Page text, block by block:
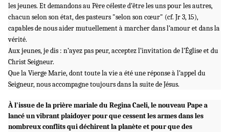
les jeunes. Et demandons au Père céleste d’être les uns pour les autres,
chacun selon son état, des pasteurs "selon son cœur" (cf. Jr 3, 15),
capables de nous aider mutuellement à marcher dans l’amour et dans la
vérité.
Aux jeunes, je dis : n’ayez pas peur, acceptez l’invitation de l’Église et du
Christ Seigneur.
Que la Vierge Marie, dont toute la vie a été une réponse à l’appel du
Seigneur, nous accompagne toujours dans la suite de Jésus.
À l'issue de la prière mariale du Regina Caeli, le nouveau Pape a
lancé un vibrant plaidoyer pour que cessent les armes dans les
nombreux conflits qui déchirent la planète et pour que des